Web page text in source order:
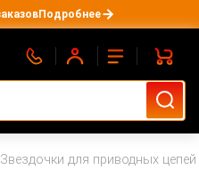
Подробнее
Звездочки для приводных цепей